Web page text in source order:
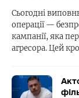
Сьогодні
операції —
кампанії, яка
агресора. Цей